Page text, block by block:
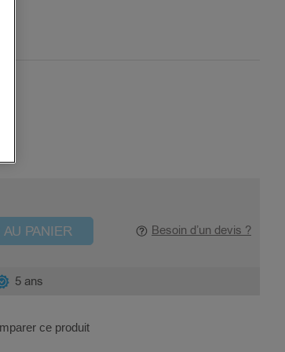
PANIER Besoin d’un devis ?
ce produit
5 ans